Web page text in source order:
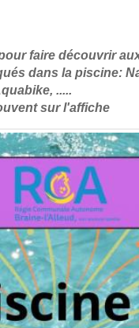
faire découvrir
dans la piscine:
.....
sur l'affiche